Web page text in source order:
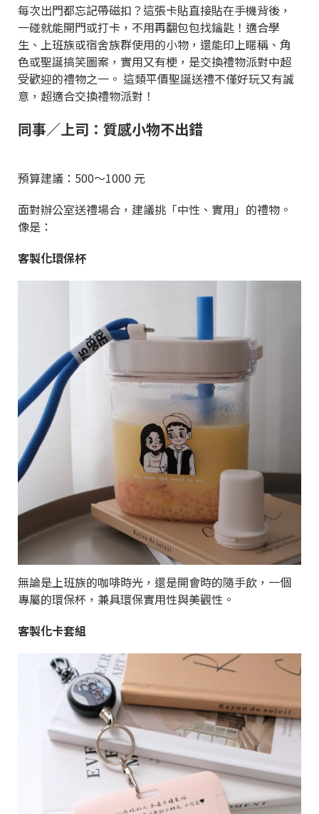
每次出門都忘記帶磁扣？這張卡貼直接貼在手機背後，
一碰就能開門或打卡，不用再翻包包找鑰匙！適合學
生、上班族或宿舍族群使用的小物，還能印上暱稱、角
色或聖誕搞笑圖案，實用又有梗，是交換禮物派對中超
受歡迎的禮物之一。 這類平價聖誕送禮不僅好玩又有誠
意，超適合交換禮物派對！
同事／上司：質感小物不出錯
預算建議：500～1000 元
面對辦公室送禮場合，建議挑「中性、實用」的禮物。
像是：
客製化環保杯
無論是上班族的咖啡時光，還是開會時的隨手飲，一個
專屬的環保杯，兼具環保實用性與美觀性。
客製化卡套組